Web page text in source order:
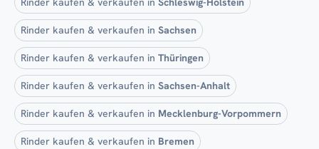
Rinder kaufen & verkaufen in Sachsen
Rinder kaufen & verkaufen in Thüringen
Rinder kaufen & verkaufen in Sachsen-Anhalt
Rinder kaufen & verkaufen in Mecklenburg-Vorpommern
Rinder kaufen & verkaufen in Bremen